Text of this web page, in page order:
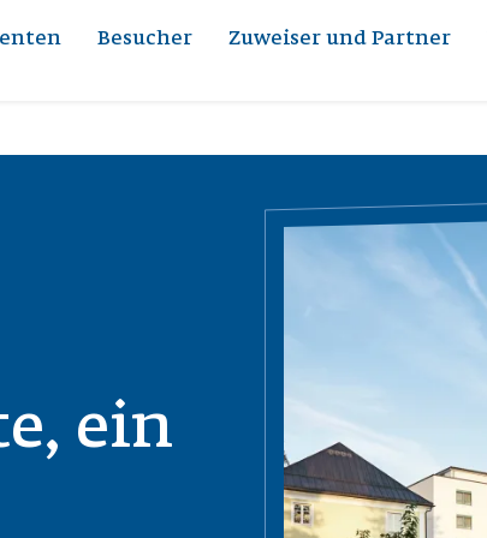
Besucher Zuweiser und Partner
ein
Obrázek